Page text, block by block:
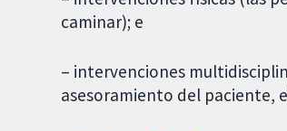
caminar); e
– intervenciones
asesoramiento del paciente,